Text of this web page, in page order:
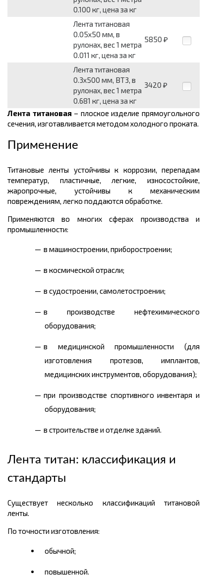
0.100 кг, цена за кг
Лента титановая
0.05x50 мм, в
рулонах, вес 1 метра
0.011 кг, цена за кг
5850 ₽
Лента титановая
0.3x500 мм, ВТ3, в
рулонах, вес 1 метра
0.681 кг, цена за кг
3420 ₽
Лента титановая – плоское изделие прямоугольного
сечения, изготавливается методом холодного проката.
Применение
Титановые ленты устойчивы к коррозии, перепадам
температур, пластичные, легкие, износостойкие,
жаропрочные, устойчивы к механическим
повреждениям, легко поддаются обработке.
Применяются во многих сферах производства и
промышленности:
в машиностроении, приборостроении;
в космической отрасли;
в судостроении, самолетостроении;
в производстве нефтехимического
оборудования;
в медицинской промышленности (для
изготовления протезов, имплантов,
медицинских инструментов, оборудования);
при производстве спортивного инвентаря и
оборудования;
в строительстве и отделке зданий.
Лента титан: классификация и
стандарты
Существует несколько классификаций титановой
ленты.
По точности изготовления:
обычной;
повышенной.